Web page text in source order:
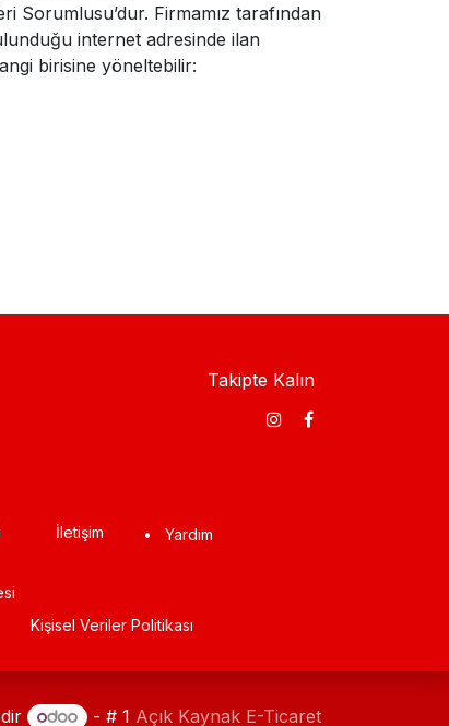
Sorumlusu’dur. Firmamız tarafından
internet adresinde ilan
birisine yöneltebilir:
Takipte Kalın
İletişim • Yardım
Kişisel Veriler Politikası
- # 1 Açık Kaynak E-Ticaret